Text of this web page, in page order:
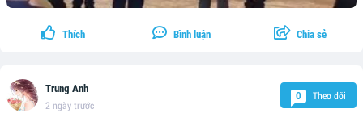
Thích Bình luận Chia sẻ
Trung Anh
2 ngày trước
0 Theo dõi